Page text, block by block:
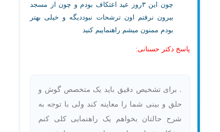
چون این ۳روز عید اعتکاف بودم و چون از مسجد
بیرون نرفتم اون ترشحات نبوددیگه و خیلی بهتر
بودم ممنون میشم راهنماییم کنید
پاسخ دکتر حسنانی:
. برای تشخیص دقیق باید یک متخصص گوش و
حلق و بینی شما را معاینه کند ولی با توجه به
شرح حالتان بخواهم یک راهنمایی کلی کنم